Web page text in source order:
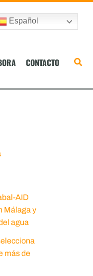
Español
CONTACTO
AID
Málaga y
agua
más de